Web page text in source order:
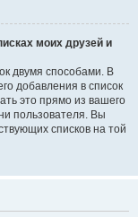
моих друзей и
двумя способами. В
добавления в список
это прямо из вашего
пользователя. Вы
списков на той